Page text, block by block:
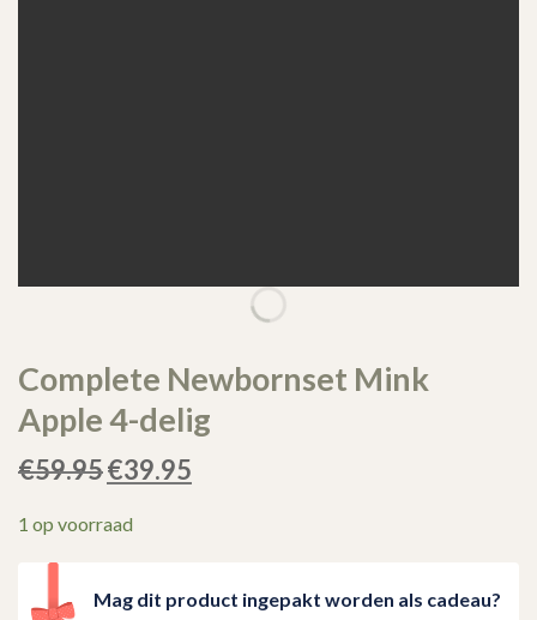
Complete Newbornset Mink
Apple 4-delig
€59.95 Oorspronkelijke
prijs
€59.95.
€39.95prijs
1 op voorraad
Mag dit product ingepakt worden als cadeau?